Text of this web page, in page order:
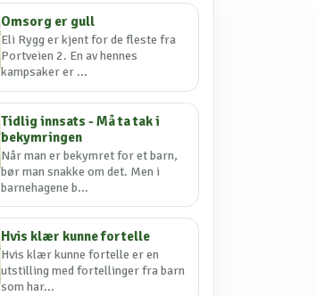
Omsorg er gull
Eli Rygg er kjent for de fleste fra
Portveien 2. En av hennes
kampsaker er ...
Tidlig innsats - Må ta tak i
bekymringen
Når man er bekymret for et barn,
bør man snakke om det. Men i
barnehagene b...
Hvis klær kunne fortelle
Hvis klær kunne fortelle er en
utstilling med fortellinger fra barn
som har...